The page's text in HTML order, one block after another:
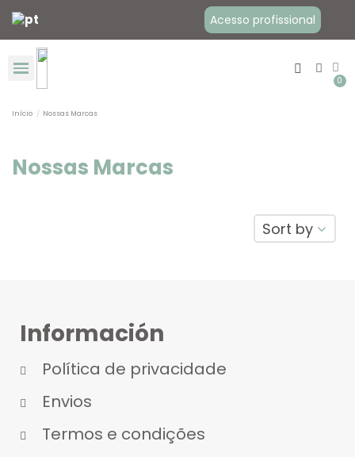
Acesso profissional
Início Nossas Marcas
Nossas Marcas
Sort by
Información
Política de privacidade
Envios
Termos e condições